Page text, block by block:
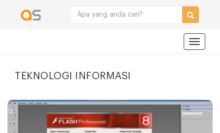
TEKNOLOGI INFORMASI